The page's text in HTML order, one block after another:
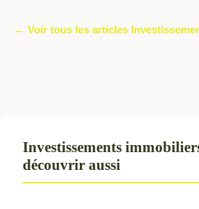
← Voir tous les articles
Investissements
découvrir aussi